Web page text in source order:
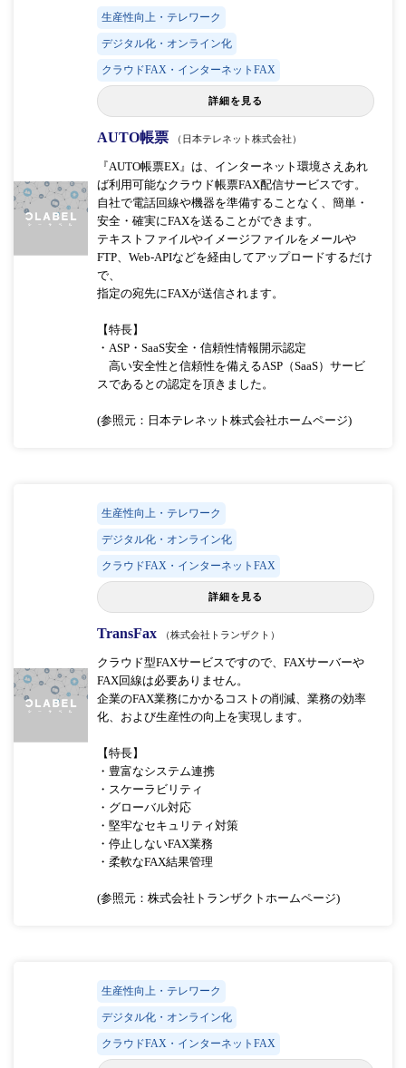
生産性向上・テレワーク
デジタル化・オンライン化
クラウドFAX・インターネットFAX
詳細を見る
AUTO帳票 （日本テレネット株式会社）
『AUTO帳票EX』は、インターネット環境さえあれ
ば利用可能なクラウド帳票FAX配信サービスです。
自社で電話回線や機器を準備することなく、簡単・
安全・確実にFAXを送ることができます。
テキストファイルやイメージファイルをメールや
FTP、Web-APIなどを経由してアップロードするだけ
で、
指定の宛先にFAXが送信されます。
【特長】
・ASP・SaaS安全・信頼性情報開示認定
高い安全性と信頼性を備えるASP（SaaS）サービ
スであるとの認定を頂きました。
(参照元：日本テレネット株式会社ホームページ)
生産性向上・テレワーク
デジタル化・オンライン化
クラウドFAX・インターネットFAX
詳細を見る
TransFax （株式会社トランザクト）
クラウド型FAXサービスですので、FAXサーバーや
FAX回線は必要ありません。
企業のFAX業務にかかるコストの削減、業務の効率
化、および生産性の向上を実現します。
【特長】
・豊富なシステム連携
・スケーラビリティ
・グローバル対応
・堅牢なセキュリティ対策
・停止しないFAX業務
・柔軟なFAX結果管理
(参照元：株式会社トランザクトホームページ)
生産性向上・テレワーク
デジタル化・オンライン化
クラウドFAX・インターネットFAX